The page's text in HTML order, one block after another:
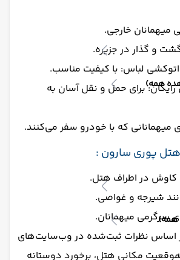
همه)
همه)
میهمانان خارجی.
و گذار در جزیره.
لباس: با کیفیت مناسب.
برای حمل و نقل آسان به
میهمانانی که با خودرو سفر می‌کنند.
هتل پوری سارون :
کاوش در اطراف هتل.
شیرجه و غواصی.
سرگرمی میهمانان.
اساس نظرات ثبت‌شده در وب‌سایت‌های
موقعیت مکانی هتل، برخورد دوستانه